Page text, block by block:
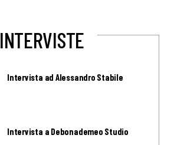
INTERVISTE
Intervista ad Alessandro Stabile
Intervista a Debonademeo Studio